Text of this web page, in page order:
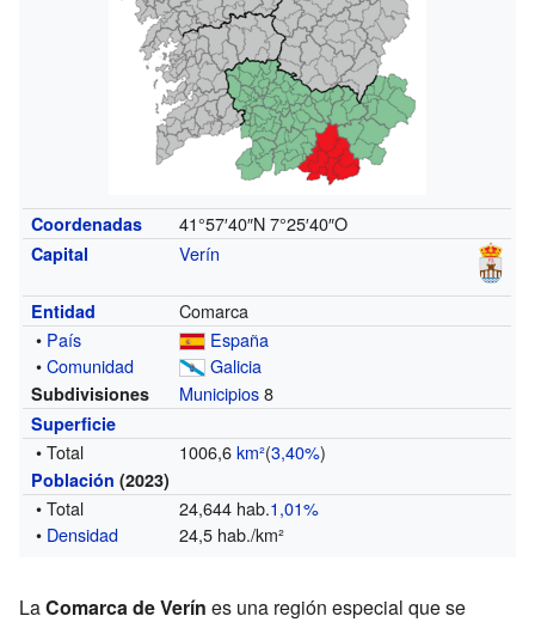
Coordenadas 41°57′40″N 7°25′40″O
Capital Verín
Entidad
Comarca
• País
España
•Comunidad Galicia
Subdivisiones Municipios8
Superficie
• Total 1006,6km²(3,40%)
Población (2023)
• Total 24,644 hab.1,01%
• Densidad 24,5 hab./km²
LaComarca de Verín es una región especial que se